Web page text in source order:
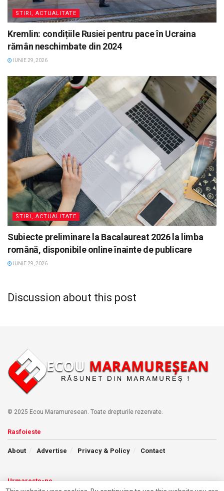
STIRI, ACTUALITATE
Kremlin: condițiile Rusiei pentru pace în Ucraina
rămân neschimbate din 2024
IUNIE 29, 2026
STIRI, ACTUALITATE
Subiecte preliminare la Bacalaureat 2026 la limba
română, disponibile online înainte de publicare
IUNIE 29, 2026
Discussion about this post
© 2025 Ecou Maramuresean. Toate drepturile rezervate.
Rasfoieste
About Advertise Privacy & Policy Contact
Urmareste-ne